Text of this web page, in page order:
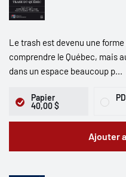
Le trash est devenu une
comprendre le Québec, mais
dans un espace beaucoup p...
Papier
40,00 $
Ajouter